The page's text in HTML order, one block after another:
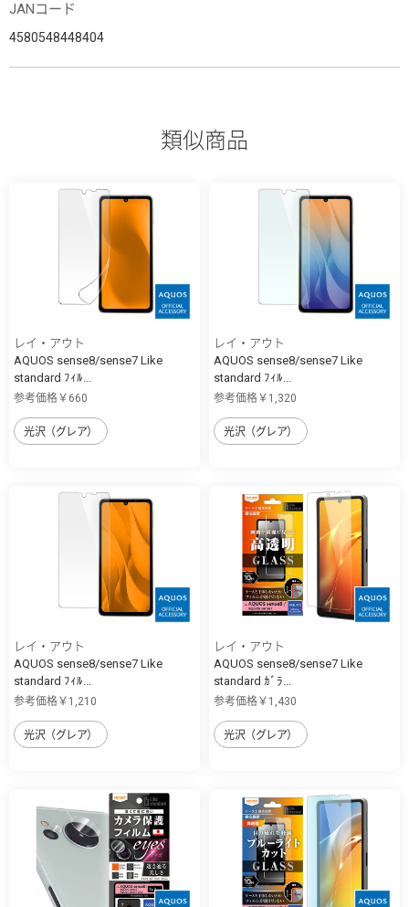
JANコード
4580548448404
類似商品
レイ・アウト
AQUOS sense8/sense7 Like
standard ﾌｨﾙ...
参考価格￥660
光沢（グレア）
レイ・アウト
AQUOS sense8/sense7 Like
standard ﾌｨﾙ...
参考価格￥1,320
光沢（グレア）
レイ・アウト
AQUOS sense8/sense7 Like
standard ﾌｨﾙ...
参考価格￥1,210
光沢（グレア）
レイ・アウト
AQUOS sense8/sense7 Like
standard ｶﾞﾗ...
参考価格￥1,430
光沢（グレア）